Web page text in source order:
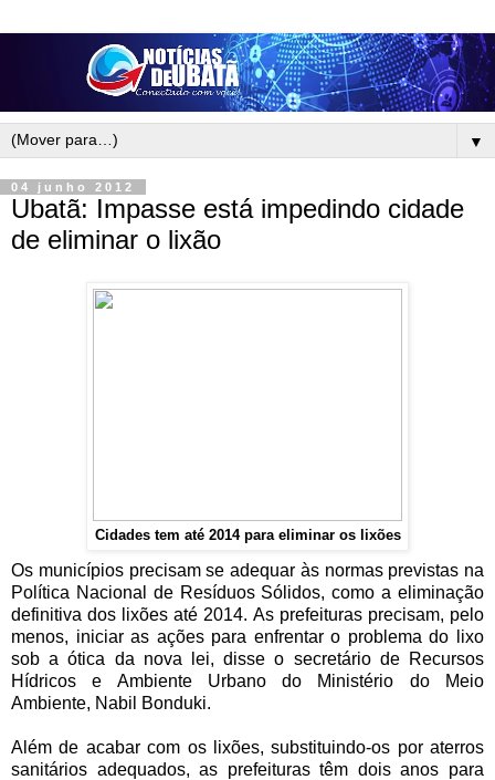
▼
04 junho 2012
Ubatã: Impasse está impedindo cidade
de eliminar o lixão
Cidades tem até 2014 para eliminar os lixões
Os municípios precisam se adequar às normas previstas na
Política Nacional de Resíduos Sólidos, como a eliminação
definitiva dos lixões até 2014. As prefeituras precisam, pelo
menos, iniciar as ações para enfrentar o problema do lixo
sob a ótica da nova lei, disse o secretário de Recursos
Hídricos e Ambiente Urbano do Ministério do Meio
Ambiente, Nabil Bonduki.
Além de acabar com os lixões, substituindo-os por aterros
sanitários adequados, as prefeituras têm dois anos para